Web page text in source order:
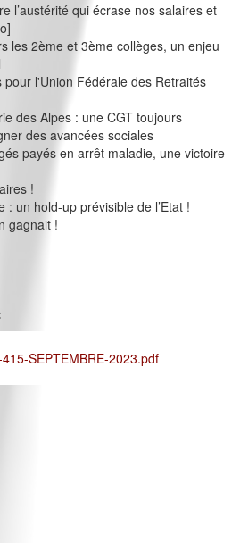
l’austérité qui écrase nos salaires et
les 2ème et 3ème collèges, un enjeu
l'Union Fédérale des Retraités
des Alpes : une CGT toujours
des avancées sociales
payés en arrêt maladie, une victoire
!
: un hold-up prévisible de l’Etat !
gagnait !
SEPTEMBRE-2023.pdf